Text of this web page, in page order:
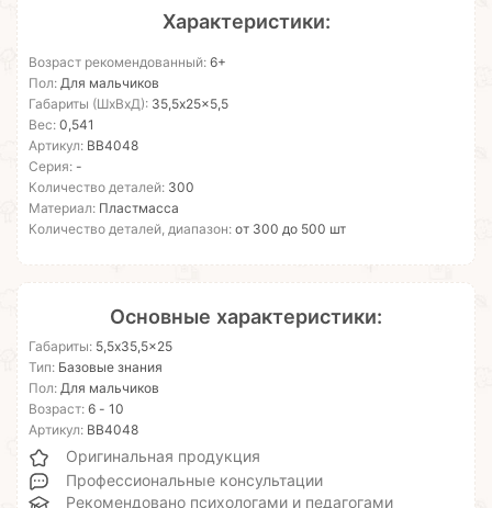
Характеристики:
Возраст рекомендованный: 6+
Пол: Для мальчиков
Габариты (ШхВхД): 35,5x25x5,5
Вес: 0,541
Артикул: ВВ4048
Серия: -
Количество деталей: 300
Материал: Пластмасса
Количество деталей, диапазон: от 300 до 500 шт
Основные характеристики:
Габариты: 5,5x35,5x25
Тип: Базовые знания
Пол: Для мальчиков
Возраст: 6 - 10
Артикул: ВВ4048
Оригинальная продукция
Профессиональные консультации
Рекомендовано психологами и педагогами